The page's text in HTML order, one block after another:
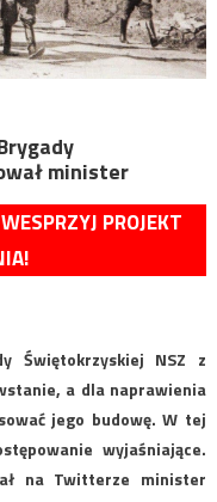
minister
PROJEKT
Świętokrzyskiej NSZ z
a dla naprawienia
jego budowę. W tej
wyjaśniające.
na Twitterze minister